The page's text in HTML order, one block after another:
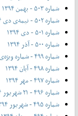
شماره ۵۰۳ - بهمن ۱۳۹۴
شماره ۵۰۲ - نیمه‌ی دی ۱۳۹۴
شماره ۵۰۱ - دی ۱۳۹۴
شماره ۵۰۰ - آذر ۱۳۹۴
شماره ۴۹۹ - شماره ویژه‌ی پاییز ۱۳۹۴
شماره ۴۹۸ - آبان ۱۳۹۴
شماره ۴۹۷ - مهر ۱۳۹۴
شماره ۴۹۶ - ۲۱ شهریور ۱۳۹۴ - ویژه‌ی روز ملی سینما
شماره ۴۹۵ - شهریور ۱۳۹۴